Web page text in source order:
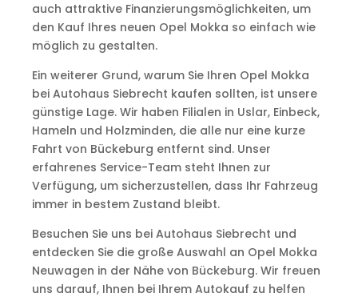
auch attraktive Finanzierungsmöglichkeiten, um
den Kauf Ihres neuen Opel Mokka so einfach wie
möglich zu gestalten.
Ein weiterer Grund, warum Sie Ihren Opel Mokka
bei Autohaus Siebrecht kaufen sollten, ist unsere
günstige Lage. Wir haben Filialen in Uslar, Einbeck,
Hameln und Holzminden, die alle nur eine kurze
Fahrt von Bückeburg entfernt sind. Unser
erfahrenes Service-Team steht Ihnen zur
Verfügung, um sicherzustellen, dass Ihr Fahrzeug
immer in bestem Zustand bleibt.
Besuchen Sie uns bei Autohaus Siebrecht und
entdecken Sie die große Auswahl an Opel Mokka
Neuwagen in der Nähe von Bückeburg. Wir freuen
uns darauf, Ihnen bei Ihrem Autokauf zu helfen